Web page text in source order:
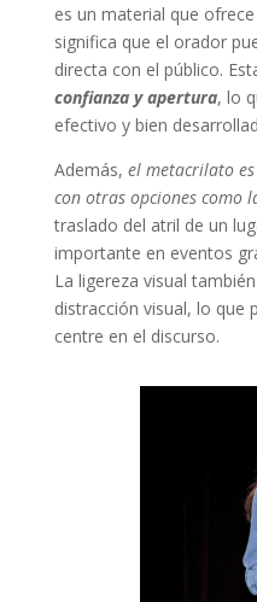
es un material que
significa que el orador
directa con el público.
confianza y apertura, lo
efectivo y bien
Además, el metacrilato
con otras opciones como
traslado del atril de un
importante en eventos
La ligereza visual
distracción visual, lo que
centre en el discurso.